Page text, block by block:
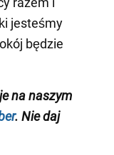
jesteśmy
będzie
na naszym
. Nie daj